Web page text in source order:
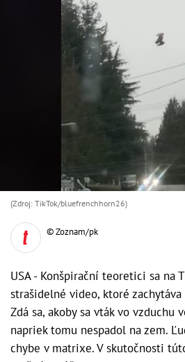
(Zdroj: TikTok/bluefrenchhorn26)
© Zoznam/pk
USA - Konšpirační teoretici sa na
strašidelné video, ktoré
Zdá sa, akoby sa vták vo vzduchu
napriek tomu nespadol na zem.
chybe v matrixe. V skutočnosti